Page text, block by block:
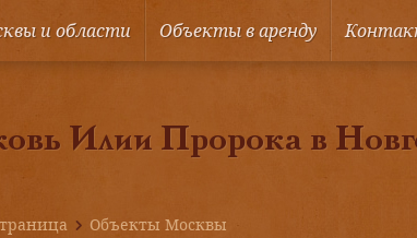
и области Объекты в аренду
Илии Пророка в
Объекты Москвы